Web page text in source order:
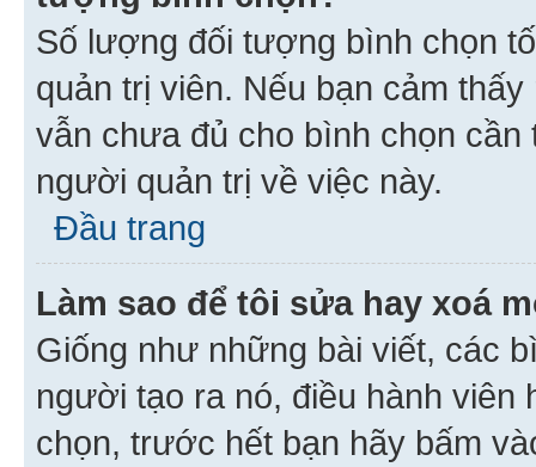
Số lượng đối tượng bình chọn
quản trị viên. Nếu bạn cảm
vẫn chưa đủ cho bình chọn
người quản trị về việc này.
Đầu trang
Làm sao để tôi sửa hay xoá
Giống như những bài viết, các
người tạo ra nó, điều hành
chọn, trước hết bạn hãy bấm